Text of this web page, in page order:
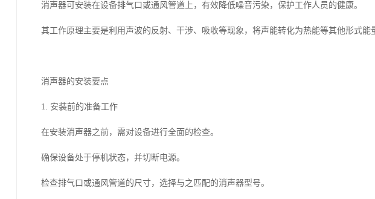
消声器可安装在设备排气口或通风管道上，有效降低噪音污染，保护工作人员的健康。
其工作原理主要是利用声波的反射、干涉、吸收等现象，将声能转化为热能等其他形式能
消声器的安装要点
1. 安装前的准备工作
在安装消声器之前，需对设备进行全面的检查。
确保设备处于停机状态，并切断电源。
检查排气口或通风管道的尺寸，选择与之匹配的消声器型号。